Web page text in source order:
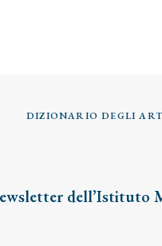
DIZIONARIO DEGLI
dell’Istituto